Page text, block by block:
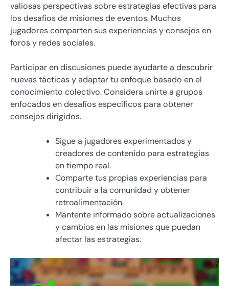
valiosas perspectivas sobre estrategias efectivas para
los desafíos de misiones de eventos. Muchos
jugadores comparten sus experiencias y consejos en
foros y redes sociales.
Participar en discusiones puede ayudarte a descubrir
nuevas tácticas y adaptar tu enfoque basado en el
conocimiento colectivo. Considera unirte a grupos
enfocados en desafíos específicos para obtener
consejos dirigidos.
Sigue a jugadores experimentados y
creadores de contenido para estrategias
en tiempo real.
Comparte tus propias experiencias para
contribuir a la comunidad y obtener
retroalimentación.
Mantente informado sobre actualizaciones
y cambios en las misiones que puedan
afectar las estrategias.